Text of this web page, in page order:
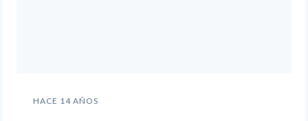
HACE 14 AÑOS